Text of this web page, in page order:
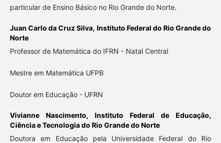
particular de Ensino Básico no Rio Grande do Norte.
Juan Carlo da Cruz Silva, Instituto Federal do Rio Grande do
Norte
Professor de Matemática do IFRN - Natal Central
Mestre em Matemática UFPB
Doutor em Educação - UFRN
Vivianne Nascimento, Instituto Federal de Educação,
Ciência e Tecnologia do Rio Grande do Norte
Doutora em Educação pela Universidade Federal do Rio